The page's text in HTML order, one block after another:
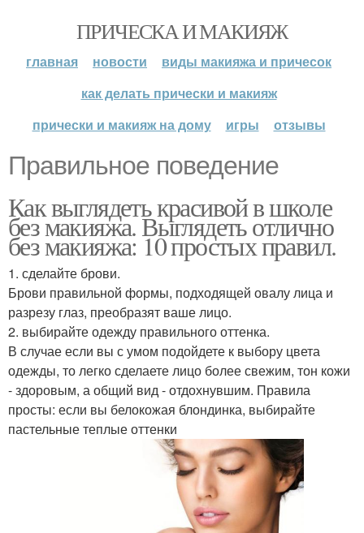
ПРИЧЕСКА И МАКИЯЖ
главная новости
виды макияжа и причесок
как делать прически и макияж
прически и макияж на дому
игры отзывы
Правильное поведение
Как выглядеть красивой в школе
без макияжа. Выглядеть отлично
без макияжа: 10 простых правил.
1. сделайте брови.
Брови правильной формы, подходящей овалу лица и
разрезу глаз, преобразят ваше лицо.
2. выбирайте одежду правильного оттенка.
В случае если вы с умом подойдете к выбору цвета
одежды, то легко сделаете лицо более свежим, тон кожи
- здоровым, а общий вид - отдохнувшим. Правила
просты: если вы белокожая блондинка, выбирайте
пастельные теплые оттенки